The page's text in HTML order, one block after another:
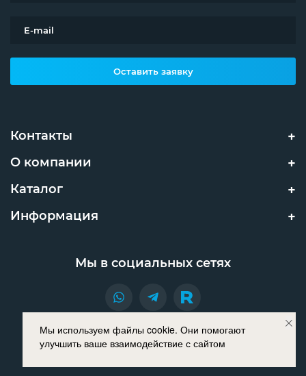
Оставить заявку
Контакты
О компании
Каталог
Информация
Мы в социальных сетях
© INNOPROM 2021. Все права защищены.
Разработано в
Мы используем файлы cookie. Они помогают
улучшить ваше взаимодействие с сайтом